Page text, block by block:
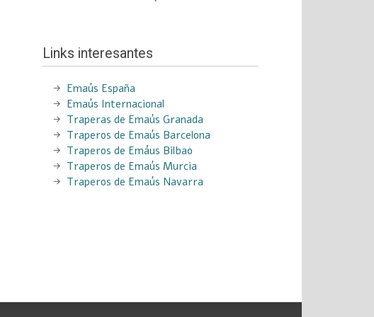
Links interesantes
Emaús España
Emaús Internacional
Traperas de Emaús Granada
Traperos de Emaús Barcelona
Traperos de Emáus Bilbao
Traperos de Emaús Murcia
Traperos de Emaús Navarra